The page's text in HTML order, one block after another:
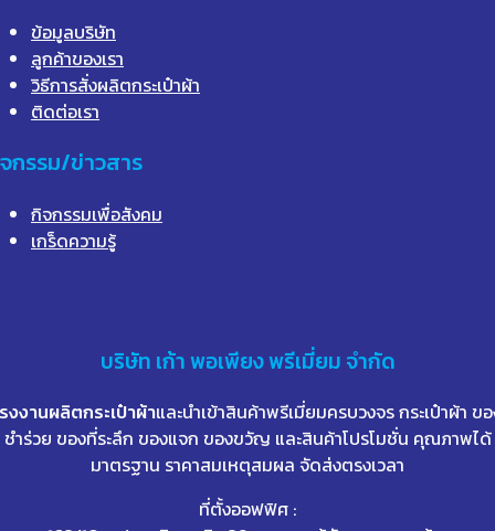
ข้อมูลบริษัท
ลูกค้าของเรา
วิธีการสั่งผลิตกระเป๋าผ้า
ติดต่อเรา
กรรม/ข่าวสาร
กิจกรรมเพื่อสังคม
เกร็ดความรู้
บริษัท เก้าพอเพียง พรีเมี่ยม จำกัด
งงานผลิตกระเป๋าผ้าและนำเข้าสินค้าพรีเมี่ยมครบวงจร กระเป๋าผ้า ข
ชำร่วย ของที่ระลึก ของแจก ของขวัญ และสินค้าโปรโมชั่น คุณภาพได้
มาตรฐาน ราคาสมเหตุสมผล จัดส่งตรงเวลา
ที่ตั้งออฟฟิศ :